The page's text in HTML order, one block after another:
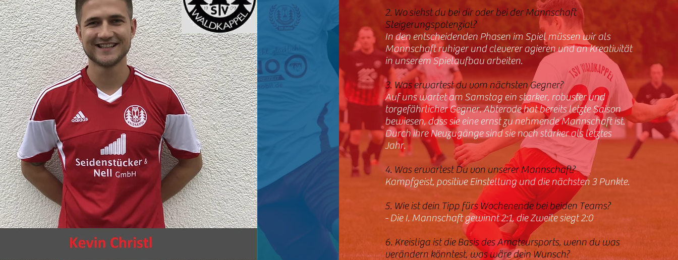
2. Wo siehst du bei dir oder bei der Mannschaft
Steigerungspotenzial?
In den entscheidenden Phasen im Spiel müssen wir als
Mannschaft ruhiger und cleverer agieren und an Kreativität
in unserem Spielaufbau arbeiten.
3. Was erwartest du vom nächsten Gegner?
Auf uns wartet am Samstag ein starker, robuster und
torgefährlicher Gegner. Abterode hat bereits letzte Saison
bewiesen, dass sie eine ernst zu nehmende Mannschaft ist.
Durch ihre Neuzugänge sind sie noch stärker als letztes
Jahr.
4. Was erwartest Du von unserer Mannschaft?
Kampfgeist, positive Einstellung und die nächsten 3 Punkte.
5. Wie ist dein Tipp fürs Wochenende bei beiden Teams?
- Die I. Mannschaft gewinnt 2:1, die Zweite siegt 2:0
6. Kreisliga ist die Basis des Amateursports, wenn du was
verändern könntest, was wäre dein Wunsch?